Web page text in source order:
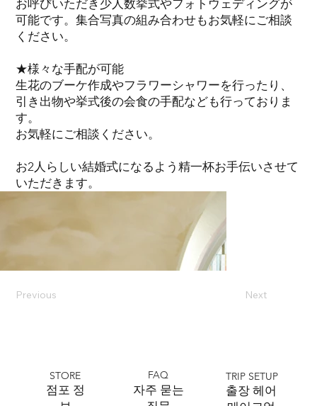
お呼びいただき少人数挙式やフォトウェディングが
可能です。集合写真の組み合わせもお気軽にご相談
ください。
★様々な手配が可能
生花のブーケ作成やフラワーシャワーを行ったり、
引き出物や挙式後の会食の手配なども行っておりま
す。
お気軽にご相談ください。
お2人らしい結婚式になるよう精一杯お手伝いさせて
いただきます。
Next
Previous
STORE
​점포 정
FAQ
자주 묻는
TRIP SETUP
출장 헤어